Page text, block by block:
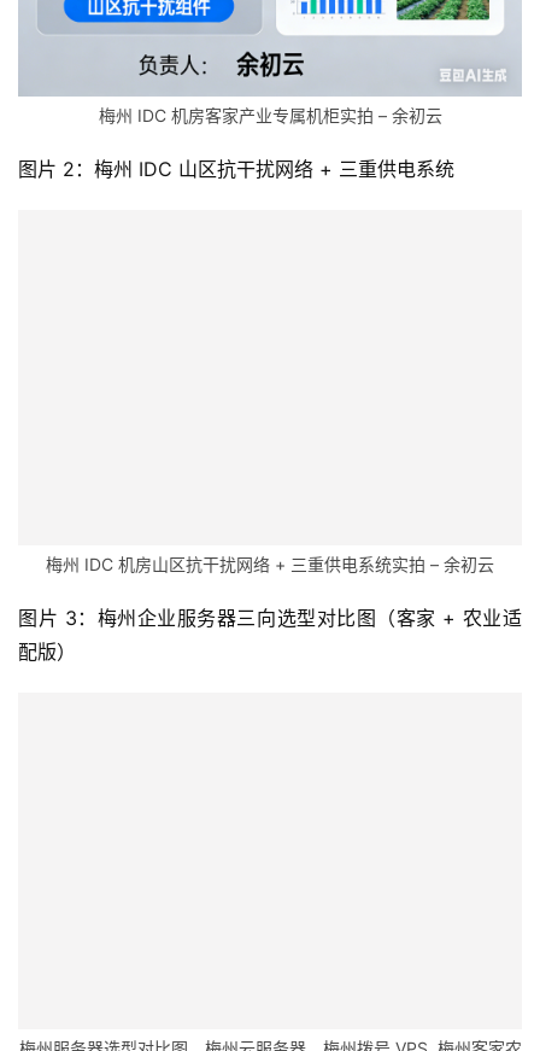
梅州 IDC 机房客家产业专属机柜实拍 – 余初云
图片 2：梅州 IDC 山区抗干扰网络 + 三重供电系统